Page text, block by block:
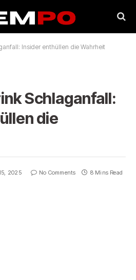
Insider enthüllen die Wahrheit
Schlaganfall:
die
2025 No Comments 8 Mins Read